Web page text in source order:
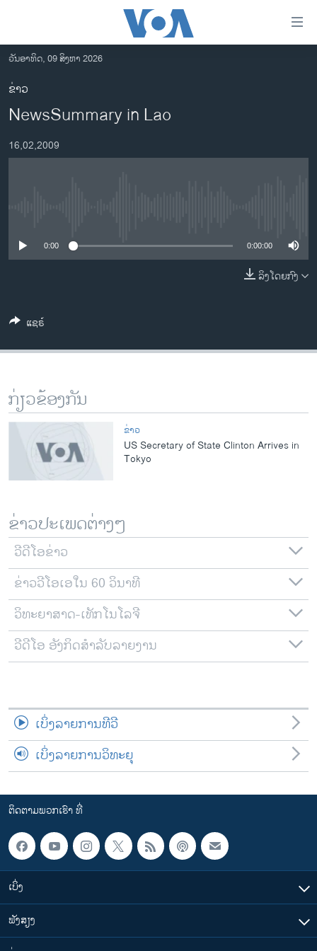
ເຂົ້າ
ຫາ
ຂ້າມ
ຂ້າມ
ໄປ
ອາເມຣິກາ
ການເລືອກຕັ້ງ ປະທານາທີບໍດີ ສະຫະລັດ 2024
ອິດສະຫຼະພາບດ້ານການຂ່າວ
ວິທະຍາສາດ-ເທັກໂນໂລຈີ
ທຸລະກິດ
ວີດີໂອ
ລາຍການກະຈາຍສຽງ
ລາຍງານ
ຕິດຕາມພວກເຮົາ ທີ່
ພາສາຕ່າງໆ
ວັນອາທິດ, 09 ສິງຫາ 2026
ຂ່າວ
NewsSummary in Lao
16,02,2009
0:00 0:00:00
ລິງໂດຍກົງ
ແຊຣ໌
ກ່ຽວຂ້ອງກັນ
ຂ່າວ
US Secretary of State Clinton Arrives in
Tokyo
ຂ່າວປະເພດຕ່າງໆ
ວີດີໂອຂ່າວ
ຂ່າວວີໂອເອໃນ 60 ວິນາທີ
ວິທະຍາສາດ-ເທັກໂນໂລຈີ
ວີດີໂອ ອັງກິດສຳລັບລາຍງານ
ເບິ່ງລາຍການທີວີ
ເບິ່ງລາຍການວິທະຍຸ
ຕິດຕາມພວກເຮົາ ທີ່
ເບິ່ງ
ຟັງສຽງ